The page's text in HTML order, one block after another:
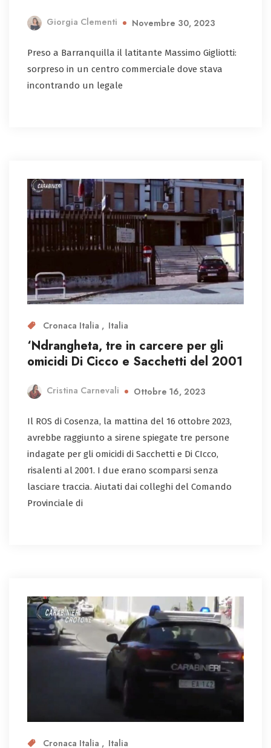
Giorgia Clementi Novembre 30, 2023
Preso a Barranquilla il latitante Massimo Gigliotti:
sorpreso in un centro commerciale dove stava
incontrando un legale
Cronaca Italia Italia
‘Ndrangheta, tre in carcere per gli
omicidi Di Cicco e Sacchetti del 2001
Cristina Carnevali Ottobre 16, 2023
Il ROS di Cosenza, la mattina del 16 ottobre 2023,
avrebbe raggiunto a sirene spiegate tre persone
indagate per gli omicidi di Sacchetti e Di CIcco,
risalenti al 2001. I due erano scomparsi senza
lasciare traccia. Aiutati dai colleghi del Comando
Provinciale di
Cronaca Italia Italia